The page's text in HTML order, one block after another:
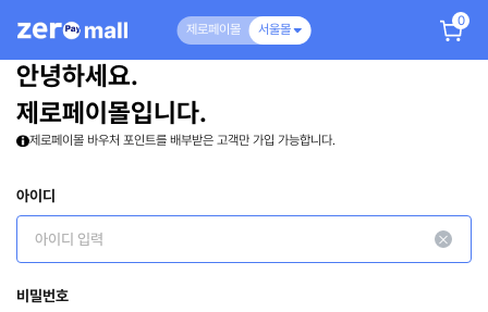
제로페이몰 서울몰
0
안녕하세요.
제로페이몰입니다.
제로페이몰 바우처 포인트를 배부받은 고객만 가입 가능합니다.
아이디
비밀번호